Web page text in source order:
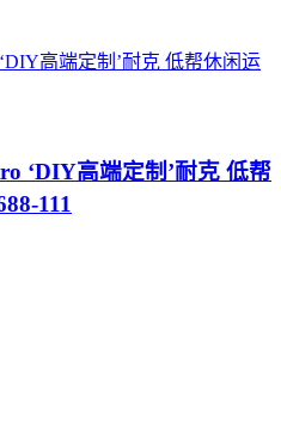
‘DIY高端定制’耐克 低帮
111